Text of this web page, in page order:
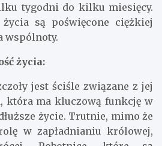
tygodni do kilku miesięcy.
są poświęcone ciężkiej
wspólnoty.
życia:
jest ściśle związane z jej
która ma kluczową funkcję w
życie. Trutnie, mimo że
w zapładnianiu królowej,